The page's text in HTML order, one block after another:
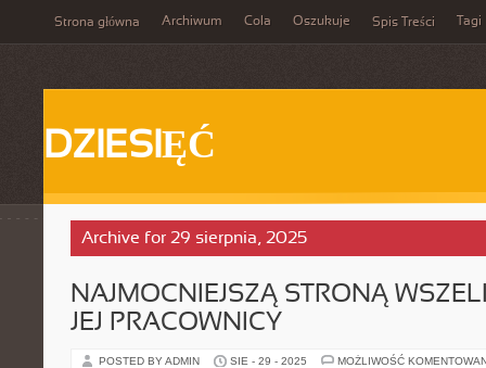
Strona główna Archiwum Cola Oszukuje Spis Treści Tagi
DZIESIĘĆ
Archive for 29 sierpnia, 2025
NAJMOCNIEJSZĄ STRONĄ
JEJ PRACOWNICY
POSTED BY ADMIN SIE - 29 - 2025 MOŻLIWOŚĆ